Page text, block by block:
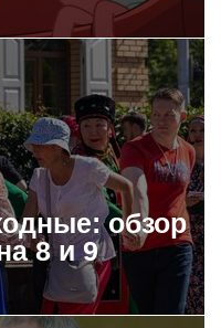
обзор
8 и 9